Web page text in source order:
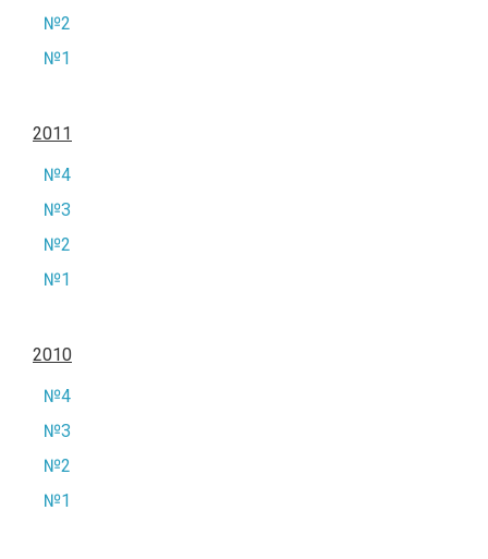
№2
№1
2011
№4
№3
№2
№1
2010
№4
№3
№2
№1